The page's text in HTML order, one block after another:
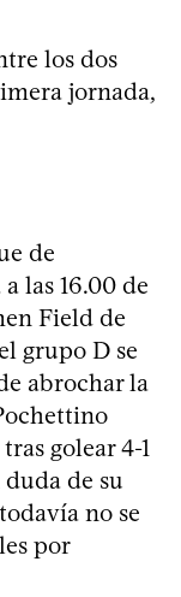
los dos
jornada,
de
las 16.00 de
Field de
grupo D se
abrochar la
golear 4-1
de su
no se
por